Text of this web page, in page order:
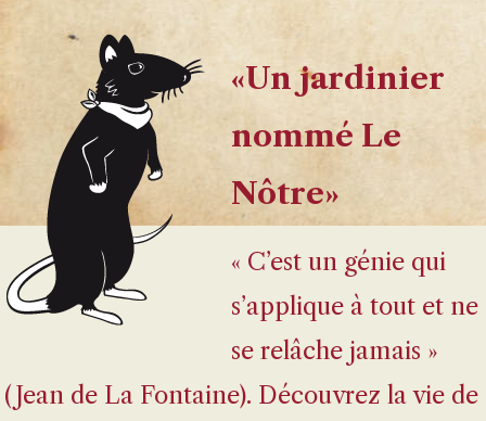
«Un jardinier
nommé Le
Nôtre»
« C’est un génie qui
s’applique à tout et ne
se relâche jamais »
(Jean de La Fontaine). Découvrez la vie de